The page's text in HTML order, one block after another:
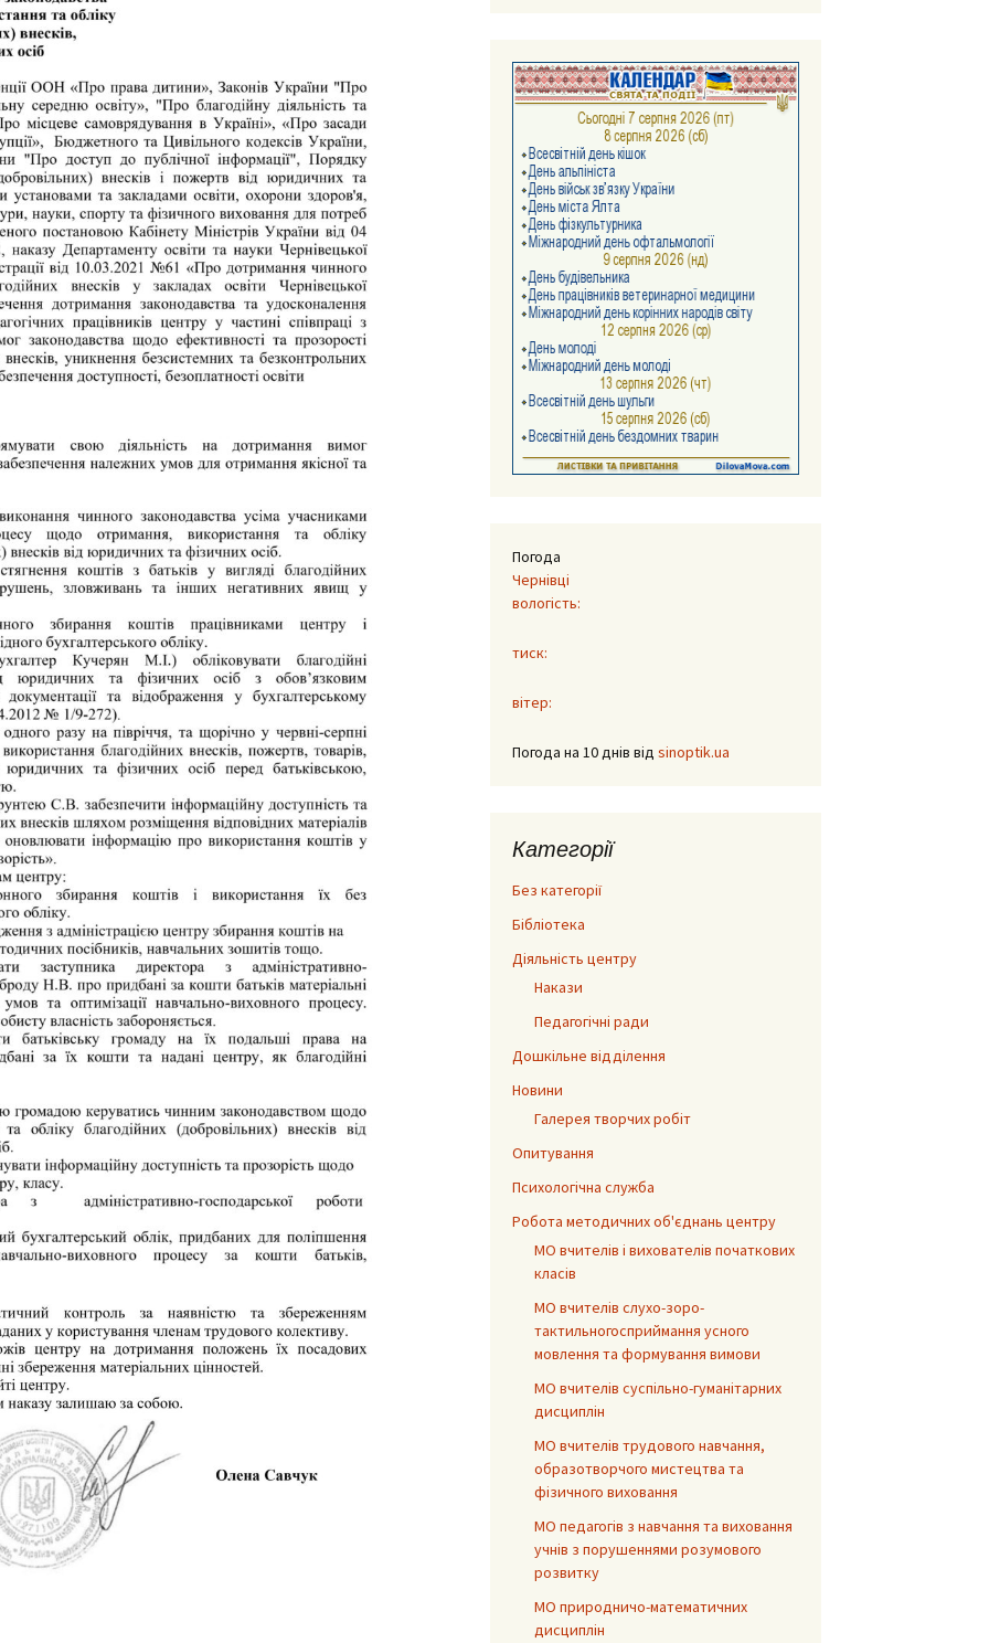
навчання
з
і
з
Погода
Чернівці
вологість:
тиск:
вітер:
Погода на 10 днів від sinoptik.ua
Категорії
Без категорії
Бібліотека
Діяльність центру
Накази
Педагогічні ради
Дошкільне відділення
Новини
Галерея творчих робіт
Опитування
Психологічна служба
Робота методичних об'єднань центру
МО вчителів і вихователів початкових
класів
МО вчителів слухо-зоро-
тактильногосприймання усного
мовлення та формування вимови
МО вчителів суспільно-гуманітарних
дисциплін
МО вчителів трудового навчання,
образотворчого мистецтва та
фізичного виховання
МО педагогів з навчання та виховання
учнів з порушеннями розумового
розвитку
МО природничо-математичних
дисциплін